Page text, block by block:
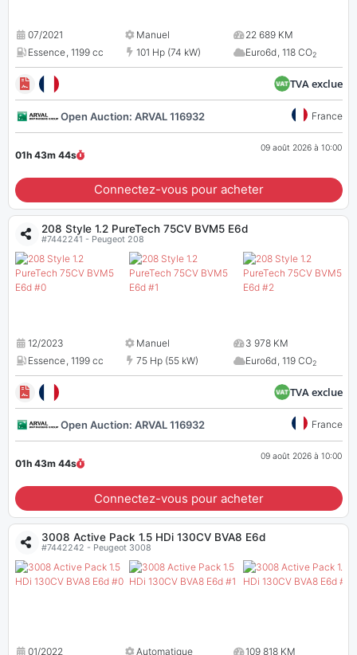
07/2021 Manuel
22 689 KM
Essence, 1199 cc 101 Hp (74 kW) Euro6d, 118 CO2
TVA exclue
Open Auction: ARVAL 116932 France
01h 43m 43s
09 août 2026 à 10:00
Connectez-vous pour acheter
208 Style 1.2 PureTech 75CV BVM5 E6d
#7442241 - Peugeot 208
12/2023 Manuel
3 978 KM
Essence, 1199 cc 75 Hp (55 kW) Euro6d, 119 CO2
TVA exclue
Open Auction: ARVAL 116932 France
01h 43m 43s
09 août 2026 à 10:00
Connectez-vous pour acheter
3008 Active Pack 1.5 HDi 130CV BVA8 E6d
#7442242 - Peugeot 3008
01/2022 Automatique 109 818 KM